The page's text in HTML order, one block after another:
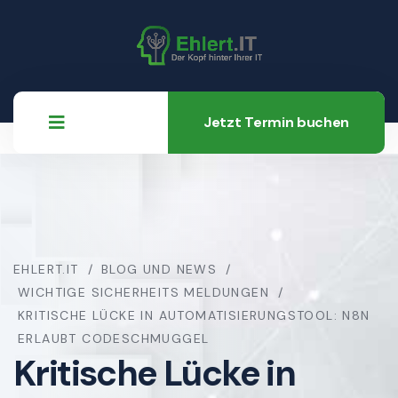
Jetzt Termin buchen
EHLERT.IT
BLOG UND NEWS
WICHTIGE SICHERHEITS MELDUNGEN
KRITISCHE LÜCKE IN AUTOMATISIERUNGSTOOL: N8N
ERLAUBT CODESCHMUGGEL
Kritische Lücke in